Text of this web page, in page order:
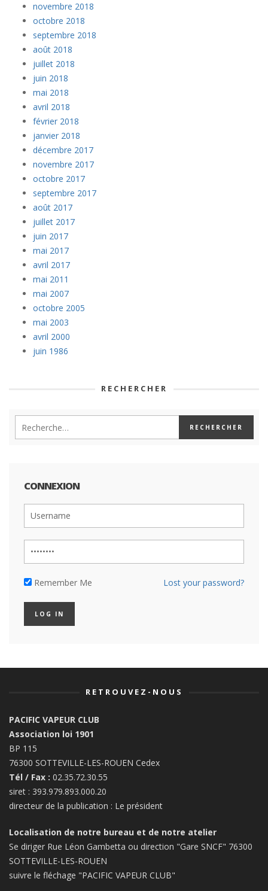
novembre 2018
octobre 2018
septembre 2018
août 2018
juillet 2018
juin 2018
mai 2018
avril 2018
février 2018
janvier 2018
décembre 2017
novembre 2017
octobre 2017
septembre 2017
août 2017
juillet 2017
juin 2017
mai 2017
avril 2017
mai 2011
mai 2007
octobre 2005
mai 2003
avril 2000
juin 1986
RECHERCHER
CONNEXION
Remember Me Lost your password?
RETROUVEZ-NOUS
PACIFIC VAPEUR CLUB
Association loi 1901
BP 115
76300 SOTTEVILLE-LES-ROUEN Cedex
Tél / Fax : 02.35.72.30.55
siret : 393.979.893.000.20
directeur de la publication : Le président
Localisation de notre bureau et de notre atelier
Se diriger Rue Léon Gambetta ou direction "Gare SNCF" 76300
SOTTEVILLE-LES-ROUEN
suivre le fléchage "PACIFIC VAPEUR CLUB"